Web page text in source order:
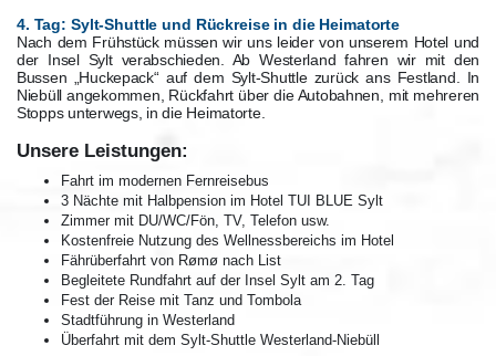
4. Tag: Sylt-Shuttle und Rückreise in die Heimatorte
Nach dem Frühstück müssen wir uns leider von unserem Hotel und
der Insel Sylt verabschieden. Ab Westerland fahren wir mit den
Bussen „Huckepack“ auf dem Sylt-Shuttle zurück ans Festland. In
Niebüll angekommen, Rückfahrt über die Autobahnen, mit mehreren
Stopps unterwegs, in die Heimatorte.
Unsere Leistungen:
Fahrt im modernen Fernreisebus
3 Nächte mit Halbpension im Hotel TUI BLUE Sylt
Zimmer mit DU/WC/Fön, TV, Telefon usw.
Kostenfreie Nutzung des Wellnessbereichs im Hotel
Fährüberfahrt von Rømø nach List
Begleitete Rundfahrt auf der Insel Sylt am 2. Tag
Fest der Reise mit Tanz und Tombola
Stadtführung in Westerland
Überfahrt mit dem Sylt-Shuttle Westerland-Niebüll